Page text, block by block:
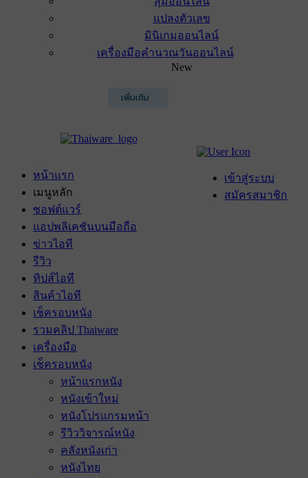
แปลงตัวเลข
มินิเกมออนไลน์
เครื่องมือคำนวณวันออนไลน์
New
เพิ่มเติม
เข้าสู่ระบบ
สมัครสมาชิก
หน้าแรก
เมนูหลัก
ซอฟต์แวร์
แอปพลิเคชันบนมือถือ
ข่าวไอที
รีวิว
ทิปส์ไอที
สินค้าไอที
เช็ครอบหนัง
รวมคลิป Thaiware
เครื่องมือ
เช็ครอบหนัง
หน้าแรกหนัง
หนังเข้าใหม่
หนังโปรแกรมหน้า
รีวิววิจารณ์หนัง
คลังหนังเก่า
หนังไทย